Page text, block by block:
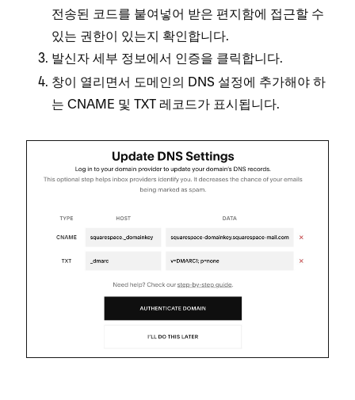
전송된 코드를 붙여넣어 받은 편지함에 접근할 수
있는 권한이 있는지 확인합니다.
발신자 세부 정보에서 인증을 클릭합니다.
창이 열리면서 도메인의 DNS 설정에 추가해야 하
는 CNAME 및 TXT 레코드가 표시됩니다.